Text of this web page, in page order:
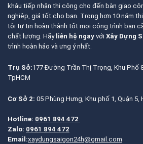
khâu tiếp nhận thi công cho đến bàn giao
nghiệp, giá tốt cho bạn. Trong hơn 10 năm
tôi tự tin hoàn thành tốt mọi công trình bạn
chất lượng. Hãy liên hệ ngay với Xây Dựng
trình hoàn hảo và ưng ý nhất.
Trụ Sở:177 Đường Trần Thị Trọng, Khu Phố
TpHCM
Cơ Sở 2: 05 Phùng Hưng, Khu phố 1, Quận 5,
Hotline: 0961 894 472
Zalo: 0961 894 472
Email:xaydungsaigon24h@gmail.com